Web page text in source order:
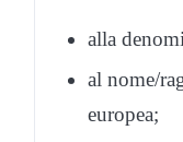
alla
al nome/
europea;